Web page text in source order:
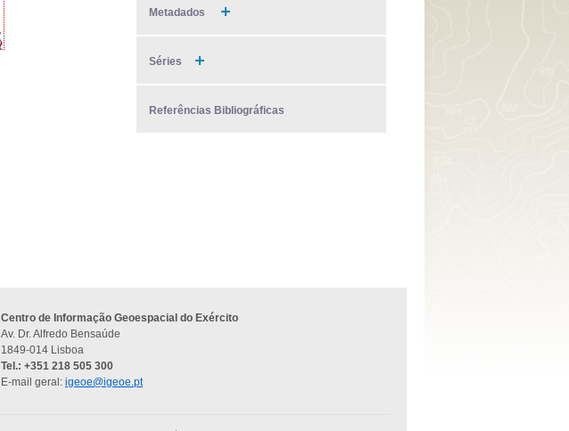
Metadados
Séries
Referências Bibliográficas
Centro de Informação Geoespacial do Exército
Av. Dr. Alfredo Bensaúde
1849-014 Lisboa
Tel.: +351 218 505 300
E-mail geral: igeoe@igeoe.pt